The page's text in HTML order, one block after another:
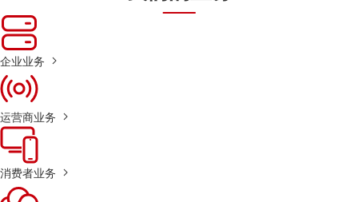
企业业务
运营商业务
消费者业务